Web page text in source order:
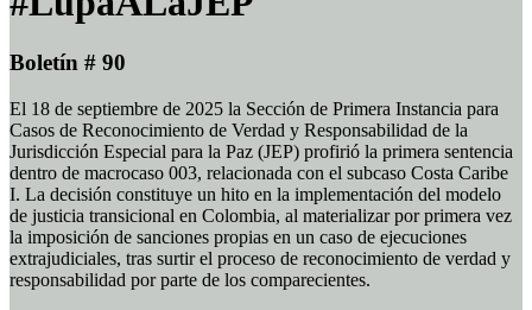
Boletín # 90
El 18 de septiembre de 2025 la Sección de Primera Instancia para
Casos de Reconocimiento de Verdad y Responsabilidad de la
Jurisdicción Especial para la Paz (JEP) profirió la primera sentencia
dentro de macrocaso 003, relacionada con el subcaso Costa Caribe
I. La decisión constituye un hito en la implementación del modelo
de justicia transicional en Colombia, al materializar por primera vez
la imposición de sanciones propias en un caso de ejecuciones
extrajudiciales, tras surtir el proceso de reconocimiento de verdad y
responsabilidad por parte de los comparecientes.